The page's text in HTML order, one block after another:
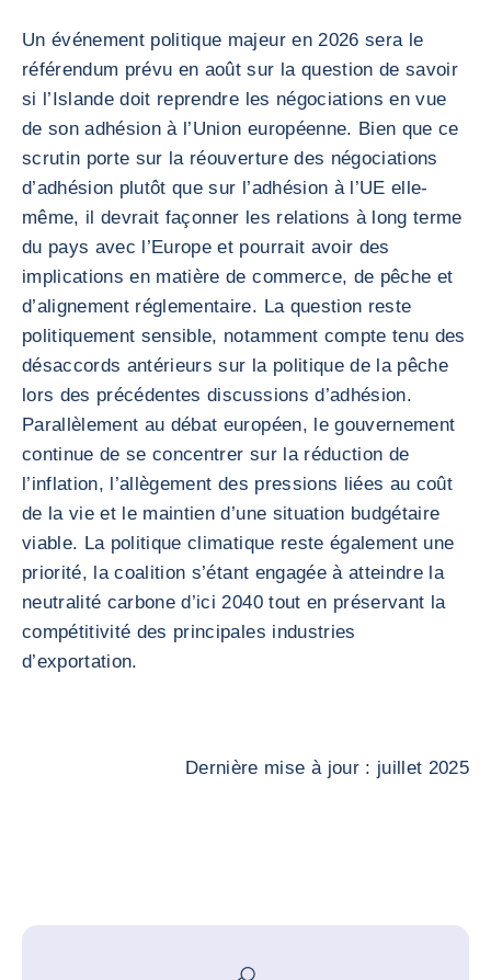
Un événement politique majeur en 2026 sera le
référendum prévu en août sur la question de savoir
si l’Islande doit reprendre les négociations en vue
de son adhésion à l’Union européenne. Bien que ce
scrutin porte sur la réouverture des négociations
d’adhésion plutôt que sur l’adhésion à l’UE elle-
même, il devrait façonner les relations à long terme
du pays avec l’Europe et pourrait avoir des
implications en matière de commerce, de pêche et
d’alignement réglementaire. La question reste
politiquement sensible, notamment compte tenu des
désaccords antérieurs sur la politique de la pêche
lors des précédentes discussions d’adhésion.
Parallèlement au débat européen, le gouvernement
continue de se concentrer sur la réduction de
l’inflation, l’allègement des pressions liées au coût
de la vie et le maintien d’une situation budgétaire
viable. La politique climatique reste également une
priorité, la coalition s’étant engagée à atteindre la
neutralité carbone d’ici 2040 tout en préservant la
compétitivité des principales industries
d’exportation.
Dernière mise à jour : juillet 2025